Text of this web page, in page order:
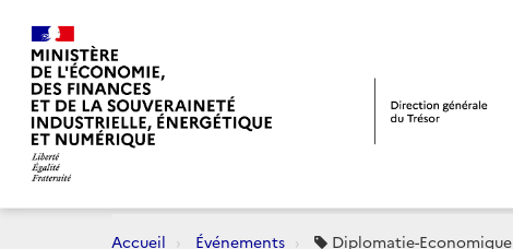
Accueil Événements Diplomatie-Economique